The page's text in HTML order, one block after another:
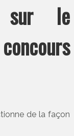
sur le
de la façon